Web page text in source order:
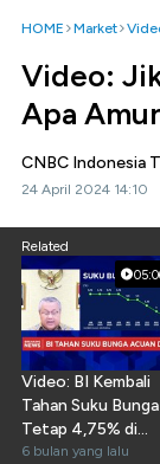
HOME Market
Video:
Apa
CNBC Indonesia
24 April 2024 14:10
Related
Video: BI Kembali
Tahan Suku Bunga
Tetap 4,75% di
RDG Januari 2026
6 bulan yang lalu